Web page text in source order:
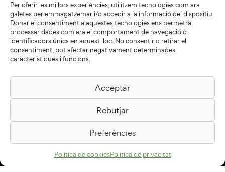
Per oferir les millors experiències, utilitzem tecnologies com ara
galetes per emmagatzemar i/o accedir a la informació del dispositiu.
Donar el consentiment a aquestes tecnologies ens permetrà
processar dades com ara el comportament de navegació o
identificadors únics en aquest lloc. No consentir o retirar el
consentiment, pot afectar negativament determinades
característiques i funcions.
Acceptar
Rebutjar
Preferències
Política de cookiesPolítica de privacitat
Biblioteca Pilarin Bayés
Passeig de la Generalitat, 1
08500 Vic